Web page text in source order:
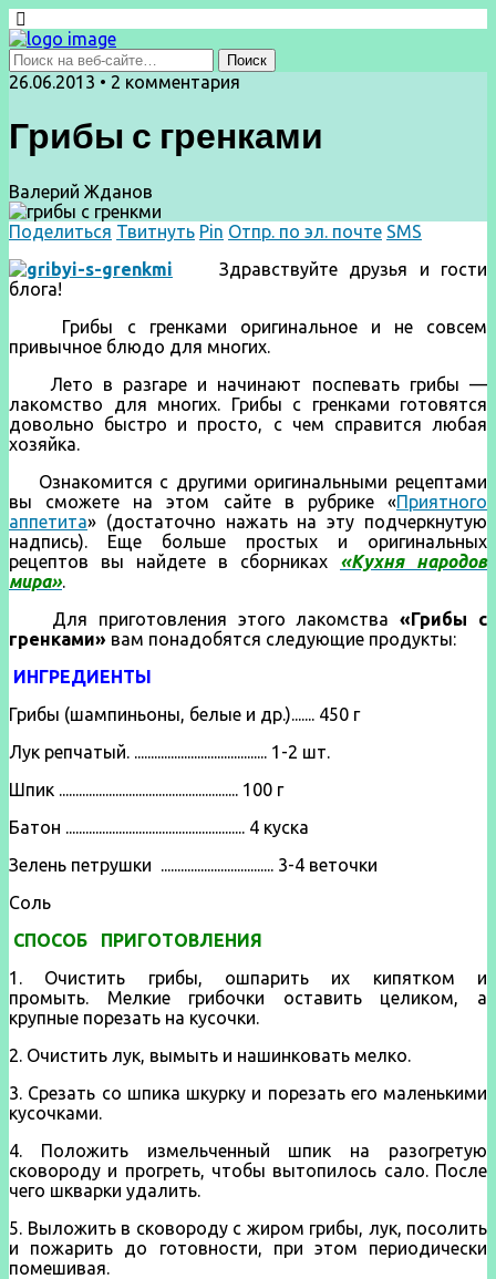
26.06.2013 • 2 комментария
Грибы с гренками
Валерий Жданов
Поделиться Твитнуть Pin Отпр. по эл. почте SMS
Здравствуйте друзья и гости
блога!
Грибы с гренками оригинальное и не совсем
привычное блюдо для многих.
Лето в разгаре и начинают поспевать грибы —
лакомство для многих. Грибы с гренками готовятся
довольно быстро и просто, с чем справится любая
хозяйка.
Ознакомится с другими оригинальными рецептами
вы сможете на этом сайте в рубрике «Приятного
аппетита» (достаточно нажать на эту подчеркнутую
надпись). Еще больше простых и оригинальных
рецептов вы найдете в сборниках
«Кухня народов
мира».
Для приготовления этого лакомства«Грибы с
гренками» вам понадобятся следующие продукты:
ИНГРЕДИЕНТЫ
Грибы (шампиньоны, белые и др.)....... 450 г
Лук репчатый. ........................................ 1-2 шт.
Шпик ...................................................... 100 г
Батон ...................................................... 4 куска
Зелень петрушки .................................. 3-4 веточки
Соль
СПОСОБ ПРИГОТОВЛЕНИЯ
1. Очистить грибы, ошпарить их кипятком и
промыть. Мелкие грибочки оставить целиком, а
крупные порезать на кусочки.
2. Очистить лук, вымыть и нашинковать мелко.
3. Срезать со шпика шкурку и порезать его ма­ленькими
кусочками.
4. Положить измель­ченный шпик на разогретую
сковороду и прогреть, чтобы вытопилось са­ло. После
чего шкварки удалить.
5. Выложить в сковороду с жиром грибы, лук, посолить
и пожа­рить до готовности, при этом периодически
помешивая.